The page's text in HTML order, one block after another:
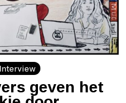
Interview
geven het